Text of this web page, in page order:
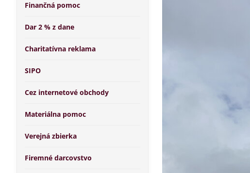
Finančná pomoc
Dar 2 % z dane
Charitatívna reklama
SIPO
Cez internetové obchody
Materiálna pomoc
Verejná zbierka
Firemné darcovstvo